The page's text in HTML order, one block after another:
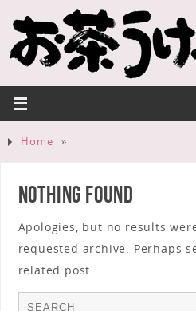
Home »
Nothing Found
Apologies, but no results
requested archive. Perhaps
related post.